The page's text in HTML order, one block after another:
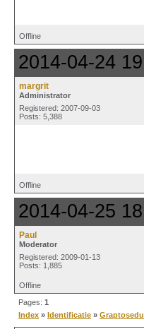
Offline
2014-04-24
margrit
Administrator
Registered: 2007-09-03
Posts: 5,388
Offline
2014-04-25
Paul
Moderator
Registered: 2009-01-13
Posts: 1,885
Offline
Pages: 1
Index » Identificatie »